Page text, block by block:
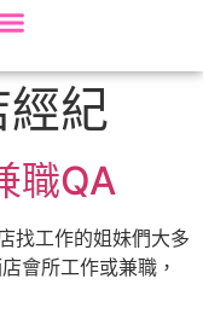
紀
職QA
找工作的姐妹們大多
會所工作或兼職，